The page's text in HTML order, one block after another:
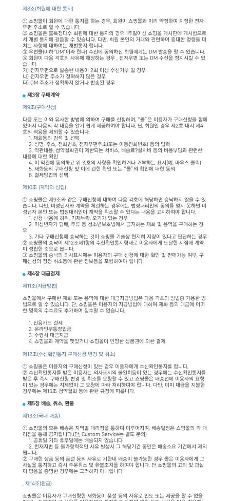
제8조(회원에 대한 통지)
① 쇼핑몰이 회원에 대한 통지를 하는 경우, 회원이 쇼핑몰과 미리 약정하여 지정한 전자
우편 주소로 할 수 있습니다.
② 쇼핑몰은 불특정다수 회원에 대한 통지의 경우 1주일이상 쇼핑몰 게시판에 게시함으로
서 개별 통지에 갈음할 수 있습니다. 다만, 회원 본인의 거래와 관련하여 중대한 영향을 미
치는 사항에 대하여는 개별통지 합니다.
③ 우편물(이하“DM"이라 한다) 수신에 동의하신 회원에게는 DM 발송을 할 수 있습니다.
④ 회원이 다음 각호의 사유에 해당하는 경우 , 전자우편 또는 DM 수신을 정지시킬 수 있
습니다.
가) 전자우편으로 발송한 내용이 2회 이상 수신거부 될 경우
나) 전자우편 주소가 정확하지 않은 경우
다) DM 주소가 정확하지 않거나 반송된 경우
제3장 구매계약
제9조(구매신청)
다음 또는 이와 유사한 방법에 의하여 구매를 신청하며, “몰”은 이용자가 구매신청을 함에
있어서 다음의 각 내용을 알기 쉽게 제공하여야 합니다. 단, 회원인 경우 제2호 내지 제4
호의 적용을 제외할 수 있습니다.
1. 재화등의 검색 및 선택
2. 성명, 주소, 전화번호, 전자우편주소(또는 이동전화번호) 등의 입력
3. 약관내용, 청약철회권이 제한되는 서비스, 배송료?설치비 등의 비용부담과 관련한
내용에 대한 확인
4. 이 약관에 동의하고 위 3.호의 사항을 확인하거나 거부하는 표시(예, 마우스 클릭)
5. 재화등의 구매신청 및 이에 관한 확인 또는 “몰”의 확인에 대한 동의
6. 결제방법의 선택
제10조 (계약의 성립)
① 쇼핑몰은 제9조와 같은 구매신청에 대하여 다음 각호에 해당하면 승낙하지 않을 수 있
습니다. 다만, 미성년자와 계약을 체결하는 경우에는 법정대리인의 동의를 얻지 못하면 미
성년자 본인 또는 법정대리인이 계약을 취소할 수 있다는 내용을 고지하여야 합니다.
1. 신청 내용에 허위, 기재누락, 오기가 있는 경우
2. 미성년자가 담배, 주류 등 청소년보호법에서 금지하는 재화 및 용역을 구매하는 경
우
3. 기타 구매신청에 승낙하는 것이 쇼핑몰 기술상 현저히 지장이 있다고 판단하는 경우
② 쇼핑몰의 승낙이 제12조제1항의 수신확인통지형태로 이용자에게 도달한 시점에 계약
이 성립한 것으로 봅니다.
③ 쇼핑몰의 승낙의 의사표시에는 이용자의 구매 신청에 대한 확인 및 판매가능 여부, 구
매신청의 정정 취소등에 관한 정보등을 포함하여야 합니다.
제4장 대금결제
제11조(지급방법)
쇼핑몰에서 구매한 재화 또는 용역에 대한 대금지급방법은 다음 각호의 방법중 가용한 방
법으로 할 수 있습니다. 단, 쇼핑몰은 이용자의 지급방법에 대하여 재화 등의 대금에 어떠
한 명목의 수수료도 추가하여 징수할 수 없습니다.
1. 신용카드 결제
2. 온라인무통장입금
3. 수령시 대금지급
4. 쇼핑몰과 계약을 맺었거나 쇼핑몰이 인정한 상품권에 의한 결제
제12조(수신확인통지·구매신청 변경 및 취소)
① 쇼핑몰은 이용자의 구매신청이 있는 경우 이용자에게 수신확인통지를 합니다.
② 수신확인통지를 받은 이용자는 의사표시의 불일치등이 있는 경우에는 수신확인통지를
받은 후 즉시 구매신청 변경 및 취소를 요청할 수 있고 쇼핑몰은 배송전에 이용자의 요청
이 있는 경우에는 지체없이 그 요청에 따라 처리하여야 합니다. 다만, 이미 대금을 지불한
경우에는 제15조 청약철회 등에 관한 규정에 따릅니다.
제5장 배송, 취소, 환불
제13조(국내 배송)
① 쇼핑몰의 모든 배송은 지역별 대리점을 통하여 이루어지며, 배송일정은 쇼핑몰의 각 대
리점을 통해 공지됩니다.(단, Custom Service는 별도 문의)
1. 공휴일 기타 휴무일에는 배송되지 않습니다.
2. 천재지변 등 불가항력적인 사유 발생시 그 해당기간 동안은 배송소요 기간에서 제외
됩니다.
② 구매한 상품 등의 품절 등의 사유로 기한내 배송이 불가능한 경우 몰은 이용자에게 그
사실을 통지하고 즉시 주문취소 및 환불조치를 하여야 합니다. 단 쇼핑몰의 고의 및 과실
이 없음을 증명한 경우에는 그러하지 아니합니다
. 제14조(환급)
쇼핑몰은 이용자가 구매신청한 재화등이 품절 등의 사유로 인도 또는 제공을 할 수 없을